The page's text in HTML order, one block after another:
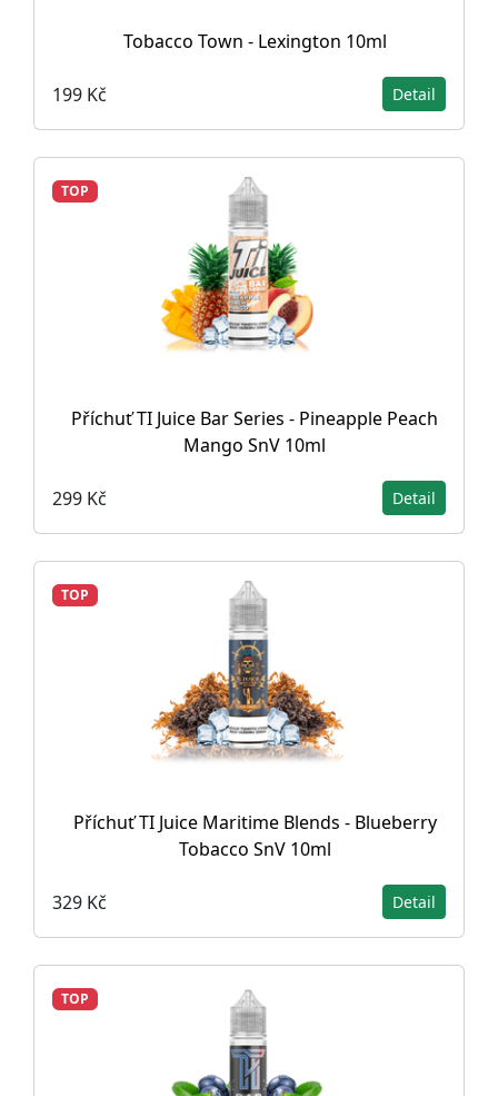
Tobacco Town - Lexington 10ml
199 Kč Detail
TOP
Příchuť TI Juice Bar Series - Pineapple Peach
Mango SnV 10ml
299 Kč Detail
TOP
Příchuť TI Juice Maritime Blends - Blueberry
Tobacco SnV 10ml
329 Kč Detail
TOP